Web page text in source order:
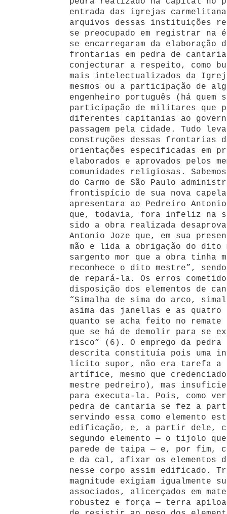
entrada das igrejas
arquivos dessas instituições
se preocupado em registrar na
se encarregaram da elaboração
frontarias em pedra de
conjecturar a respeito, como
mais intelectualizados da
mesmos ou a participação de
engenheiro português (há quem
participação de militares que
diferentes capitanias ao
passagem pela cidade. Tudo
construções dessas frontarias
orientações especificadas em
elaborados e aprovados pelos
comunidades religiosas.
do Carmo de São Paulo
frontispício de sua nova capela
apresentara ao Pedreiro
que, todavia, fora infeliz na
sido a obra realizada
Antonio Joze que, em sua
mão e lida a obrigação do dito
sargento mor que a obra tinha
reconhece o dito mestre”,
de repará-la. Os erros
disposição dos elementos de
“Simalha de sima do arco,
asima das janellas e as quatro
quanto se acha feito no remate
que se há de demolir para se
risco” (6). O emprego da
descrita constituía pois uma
lícito supor, não era tarefa a
artífice, mesmo que
mestre pedreiro), mas
para executa-la. Pois, como
pedra de cantaria se fez a
servindo essa como elemento
edificação, e, a partir dele,
segundo elemento — o tijolo
parede de taipa — e, por fim,
e da cal, afixar os elementos
nesse corpo assim edificado.
magnitude exigiam igualmente
associados, alicerçados em
robustez e força — terra